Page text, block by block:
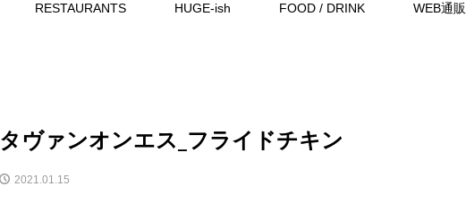
RESTAURANTS HUGE-ish FOOD / DRINK WEB通販
タヴァンオンエス_フライドチキン
2021.01.15